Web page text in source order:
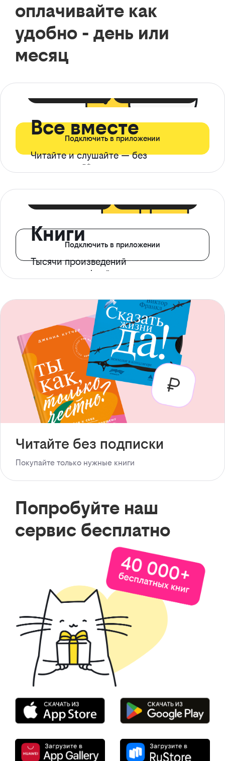
оплачивайте как
удобно - день или
месяц
Все вместе
Читайте и слушайте — без
ограничений*
Подключить в приложении
Книги
Тысячи произведений
с доступом офлайн
Подключить в приложении
Читайте без подписки
Покупайте только нужные книги
Попробуйте наш
сервис бесплатно